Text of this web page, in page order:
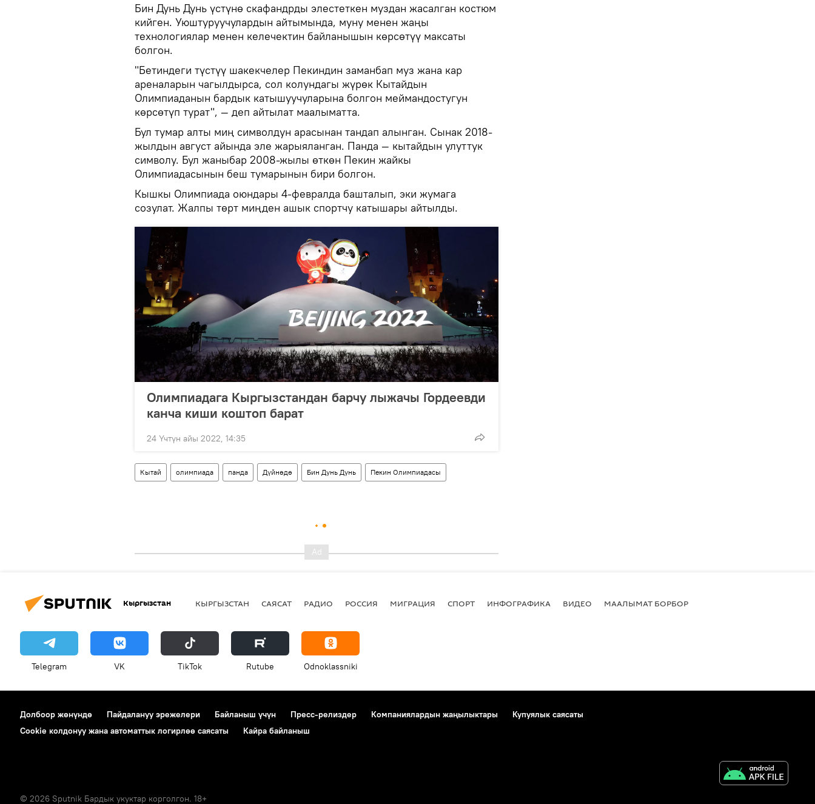
Бин Дунь Дунь үстүнө скафандрды элестеткен муздан жасалган костюм
кийген. Уюштуруучулардын айтымында, муну менен жаңы
технологиялар менен келечектин байланышын көрсөтүү максаты
болгон.
"Бетиндеги түстүү шакекчелер Пекиндин заманбап муз жана кар
ареналарын чагылдырса, сол колундагы жүрөк Кытайдын
Олимпиаданын бардык катышуучуларына болгон меймандостугун
көрсөтүп турат", — деп айтылат маалыматта.
Бул тумар алты миң символдун арасынан тандап алынган. Сынак 2018-
жылдын август айында эле жарыяланган. Панда — кытайдын улуттук
символу. Бул жаныбар 2008-жылы өткөн Пекин жайкы
Олимпиадасынын беш тумарынын бири болгон.
Кышкы Олимпиада оюндары 4-февралда башталып, эки жумага
созулат. Жалпы төрт миңден ашык спортчу катышары айтылды.
Олимпиадага Кыргызстандан барчу лыжачы Гордеевди
канча киши коштоп барат
24 Үчтүн айы 2022, 14:35
Кытай олимпиада панда Дүйнөдө Бин Дунь Дунь Пекин Олимпиадасы
Кыргызстан КЫРГЫЗСТАН САЯСАТ РАДИО РОССИЯ МИГРАЦИЯ СПОРТ ИНФОГРАФИКА ВИДЕО МААЛЫМАТ БОРБОР
Telegram VK ТikТоk Rutube Odnoklassniki
Долбоор жөнүндө Пайдалануу эрежелери Байланыш үчүн Пресс-релиздер Компаниялардын жаңылыктары
Купуялык саясаты
Cookie колдонуу жана автоматтык логирлөө саясаты
Кайра байланыш
© 2026 Sputnik Бардык укуктар корголгон. 18+